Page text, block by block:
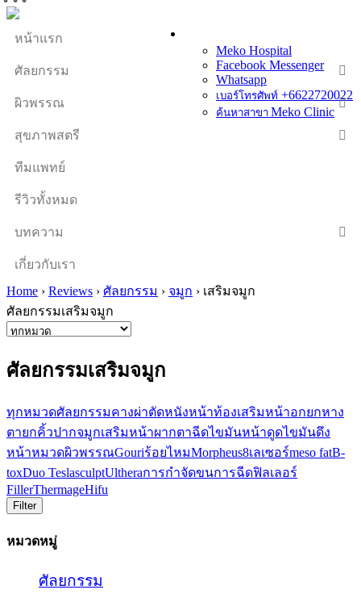
Meko Hospital
Facebook Messenger
Whatsapp
เบอร์โทรศัพท์ +6622720022
ค้นหาสาขา Meko Clinic
หน้าแรก
ศัลยกรรม
ผิวพรรณ
สุขภาพสตรี
ทีมแพทย์
รีวิวทั้งหมด
บทความ
เกี่ยวกับเรา
Home › Reviews › ศัลยกรรม › จมูก › เสริมจมูก
ศัลยกรรมเสริมจมูก
ศัลยกรรมเสริมจมูก
ทุกหมวดศัลยกรรมคางผ่าตัดหนังหน้าท้องเสริมหน้าอกยกหาง
ตายกคิ้วปากจมูกเสริมหน้าผากตาฉีดไขมันหน้าดูดไขมันดึง
หน้าหมวดผิวพรรณGouriร้อยไหมMorpheus8เลเซอร์meso fatB-
toxDuo TeslasculptUltheraการกำจัดขนการฉีดฟิลเลอร์
FillerThermageHifu
Filter
หมวดหมู่
ศัลยกรรม